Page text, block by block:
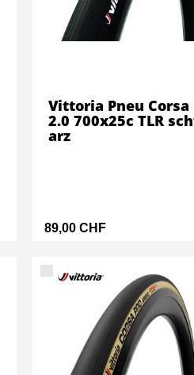
89,00 CHF
Vittoria Pneu Corsa
2.0 700x25c TLR
arz